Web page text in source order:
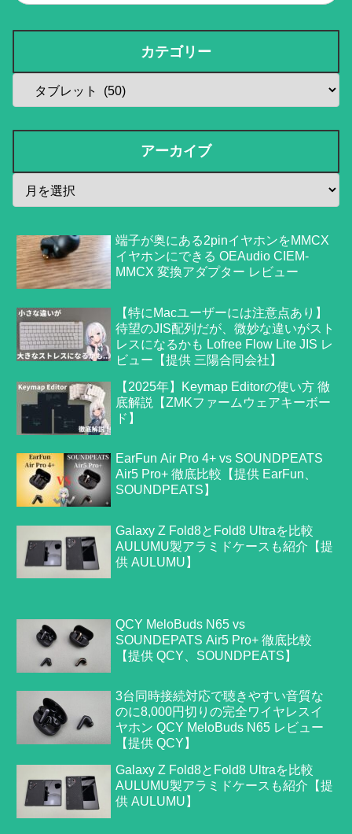
カテゴリー
アーカイブ
端子が奥にある2pinイヤホンをMMCX
イヤホンにできる OEAudio CIEM-
MMCX 変換アダプター レビュー
【特にMacユーザーには注意点あり】
待望のJIS配列だが、微妙な違いがスト
レスになるかも Lofree Flow Lite JIS レ
ビュー【提供 三陽合同会社】
【2025年】Keymap Editorの使い方 徹
底解説【ZMKファームウェアキーボー
ド】
EarFun Air Pro 4+ vs SOUNDPEATS
Air5 Pro+ 徹底比較【提供 EarFun、
SOUNDPEATS】
Galaxy Z Fold8とFold8 Ultraを比較
AULUMU製アラミドケースも紹介【提
供 AULUMU】
QCY MeloBuds N65 vs
SOUNDEPATS Air5 Pro+ 徹底比較
【提供 QCY、SOUNDPEATS】
3台同時接続対応で聴きやすい音質な
のに8,000円切りの完全ワイヤレスイ
ヤホン QCY MeloBuds N65 レビュー
【提供 QCY】
Galaxy Z Fold8とFold8 Ultraを比較
AULUMU製アラミドケースも紹介【提
供 AULUMU】